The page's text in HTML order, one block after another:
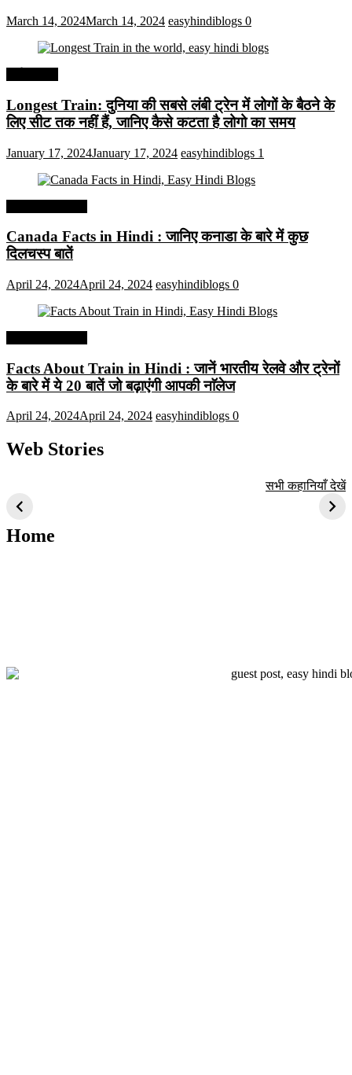
March 14, 2024March 14, 2024 easyhindiblogs 0
Longest Train: दुनिया की सबसे लंबी ट्रेन में लोगों के बैठने के
लिए सीट तक ​​नहीं हैं, जानिए कैसे कटता है लोगो का समय
January 17, 2024January 17, 2024 easyhindiblogs 1
Canada Facts in Hindi : जानिए कनाडा के बारे में कुछ
दिलचस्प बातें
April 24, 2024April 24, 2024 easyhindiblogs 0
Facts About Train in Hindi : जानें भारतीय रेलवे और ट्रेनों
के बारे में ये 20 बातें जो बढ़ाएंगी आपकी नाॅलेज
April 24, 2024April 24, 2024 easyhindiblogs 0
Web Stories
तकनीक जो आपको
2024 के लिए सीखनी
चाहिए
ऐतिहासिक स्थान
सभी कहानियाँ देखें
Home